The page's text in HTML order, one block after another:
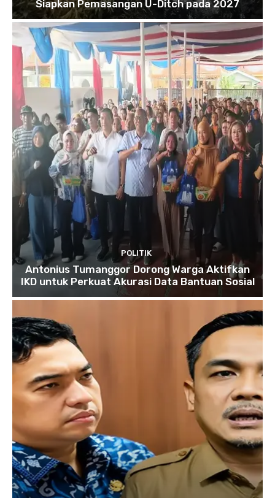
Siapkan Pemasangan U-Ditch pada 2027
POLITIK
Antonius Tumanggor Dorong Warga Aktifkan
IKD untuk Perkuat Akurasi Data Bantuan Sosial